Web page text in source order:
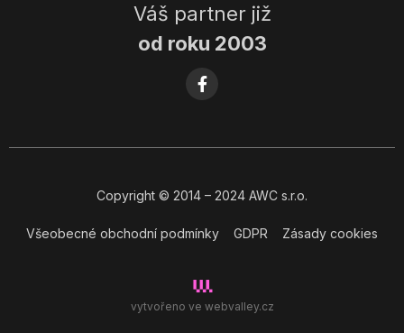
Váš partner již
od roku 2003
Copyright © 2014 – 2024 AWC s.r.o.
Všeobecné obchodní podmínky GDPR Zásady cookies
vytvořeno ve webvalley.cz